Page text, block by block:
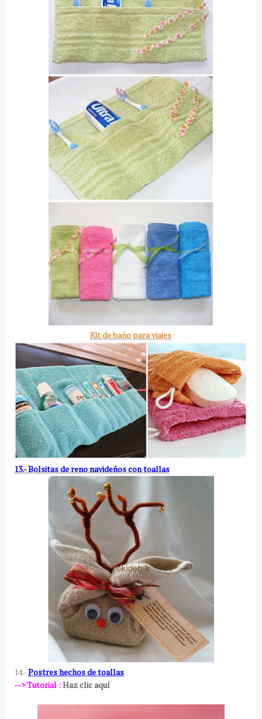
Kit de baño para viajes
13.- Bolsitas de reno navideños con toallas
14.-Postres hechos de toallas
--> Tutorial :Haz clic aquí